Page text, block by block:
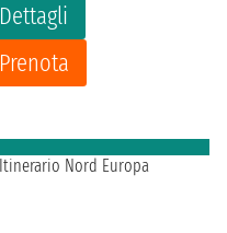
Dettagli
Prenota